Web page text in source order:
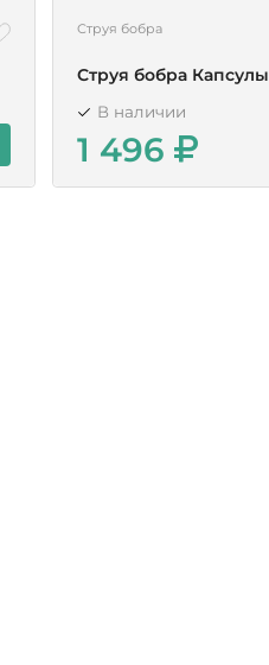
Струя бобра
Струя бобра Капсулы
В наличии
1 496